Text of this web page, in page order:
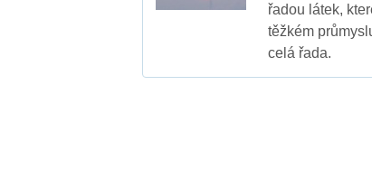
řadou látek,
těžkém
celá řada.